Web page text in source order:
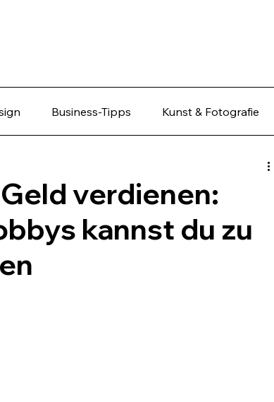
Business-Tipps Kunst & Fotografie
verdienen:
kannst du zu